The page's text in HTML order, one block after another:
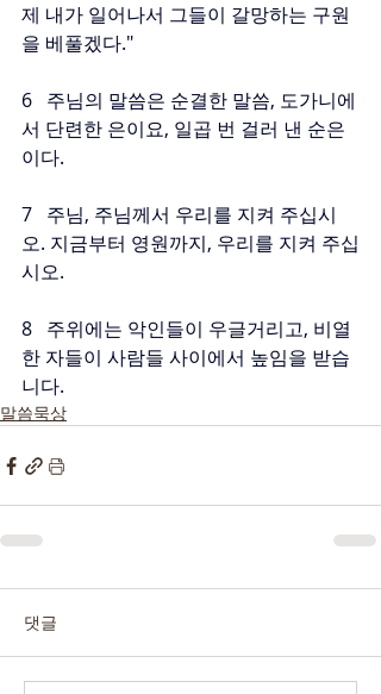
제 내가 일어나서 그들이 갈망하는 구원
을 베풀겠다."
6   주님의 말씀은 순결한 말씀, 도가니에
서 단련한 은이요, 일곱 번 걸러 낸 순은
이다.
7   주님, 주님께서 우리를 지켜 주십시
오. 지금부터 영원까지, 우리를 지켜 주십
시오.
8   주위에는 악인들이 우글거리고, 비열
한 자들이 사람들 사이에서 높임을 받습
니다.
말씀묵상
댓글